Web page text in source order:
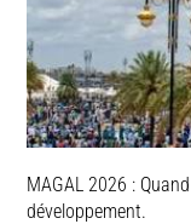
MAGAL 2026 :
développement.